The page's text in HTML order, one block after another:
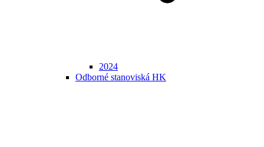
2024
Odborné stanoviská HK